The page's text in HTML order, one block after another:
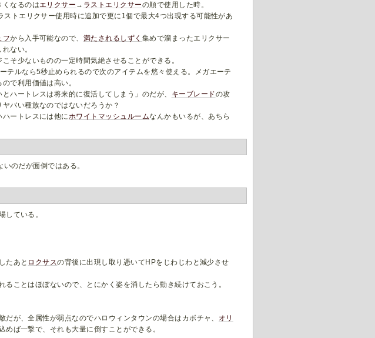
くなるのはエリクサー → ラストエリクサーの順で使用した時。
トエリクサー使用時に追加で更に1個で最大4つ出現する可能性があ
フから入手可能なので、 満たされるしずく 集めで溜まったエリクサー
ない。
こそ少ないものの一定時間気絶させることができる。
テルなら5秒止められるので次のアイテムを悠々使える。メガエーテ
で利用価値は高い。
ハートレスは将来的に復活してしまう」のだが、 キーブレードの攻
バい種族なのではないだろうか？
ートレスには他にホワイトマッシュルームなんかもいるが、あちら
のだが面倒ではある。
している。
たあと ロクサスの背後に出現し取り憑いてHPをじわじわと減少させ
ことはほぼないので、とにかく姿を消したら動き続けておこう。
が、全属性が弱点なのでハロウィンタウンの場合はカボチャ、 オリ
めば一撃で、それも大量に倒すことができる。